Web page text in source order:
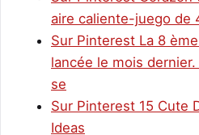
aire caliente-juego de
Sur Pinterest La 8
lancée le mois
se
Sur Pinterest 15 Cute
Ideas